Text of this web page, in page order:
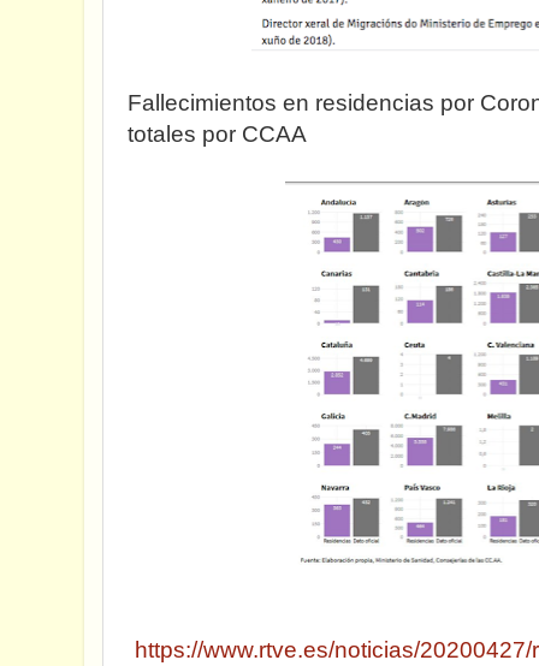
Fallecimientos en residencias por
totales por CCAA
https://www.rtve.es/noticias/